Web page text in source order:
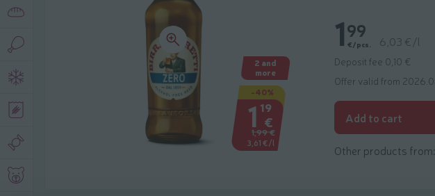
2 and
more
-40%
1 19
€
1,99 €
3,61 €/l
199
€/pcs. 6,03 €/l
Deposit fee 0,10 €
Offer valid from
Add to cart
Other products from: